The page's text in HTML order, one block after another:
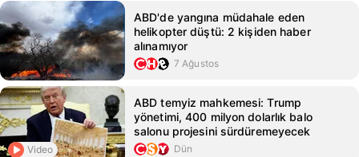
ABD'de yangına müdahale eden
helikopter düştü: 2 kişiden haber
alınamıyor
7 Ağustos
Video
ABD temyiz mahkemesi: Trump
yönetimi, 400 milyon dolarlık balo
salonu projesini sürdüremeyecek
Dün